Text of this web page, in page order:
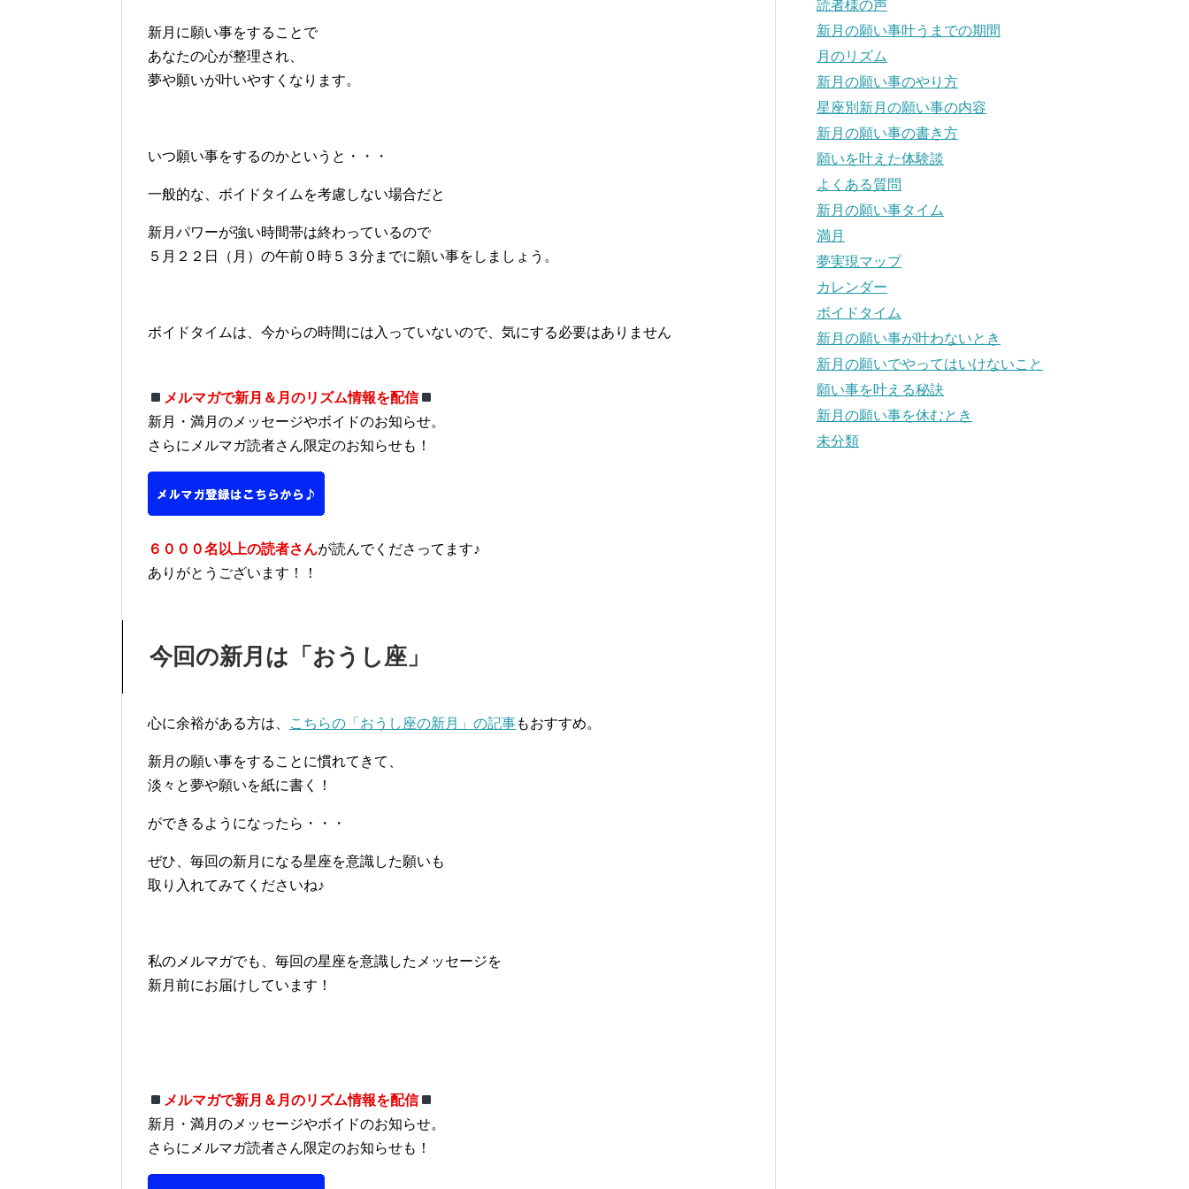
新月に願い事をすることで
あなたの心が整理され、
夢や願いが叶いやすくなります。
いつ願い事をするのかというと・・・
一般的な、ボイドタイムを考慮しない場合だと
新月パワーが強い時間帯は終わっているので
５月２２日（月）の午前０時５３分までに願い事をしましょう。
ボイドタイムは、今からの時間には入っていないので、気にする必要はありません
メルマガで新月＆月のリズム情報を配信
新月・満月のメッセージやボイドのお知らせ。
さらにメルマガ読者さん限定のお知らせも！
６０００名以上の読者さんが読んでくださってます♪
ありがとうございます！！
今回の新月は「おうし座」
心に余裕がある方は、 こちらの「おうし座の新月」の記事もおすすめ。
新月の願い事をすることに慣れてきて、
淡々と夢や願いを紙に書く！
ができるようになったら・・・
ぜひ、毎回の新月になる星座を意識した願いも
取り入れてみてくださいね♪
私のメルマガでも、毎回の星座を意識したメッセージを
新月前にお届けしています！
メルマガで新月＆月のリズム情報を配信
新月・満月のメッセージやボイドのお知らせ。
さらにメルマガ読者さん限定のお知らせも！
読者様の声
新月の願い事叶うまでの期間
月のリズム
新月の願い事のやり方
星座別新月の願い事の内容
新月の願い事の書き方
願いを叶えた体験談
よくある質問
新月の願い事タイム
満月
夢実現マップ
カレンダー
ボイドタイム
新月の願い事が叶わないとき
新月の願いでやってはいけないこと
願い事を叶える秘訣
新月の願い事を休むとき
未分類